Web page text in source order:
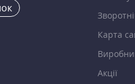
Карта
Акції